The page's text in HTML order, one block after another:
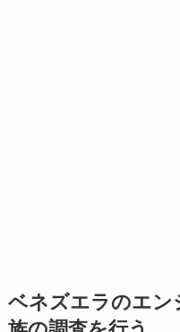
ベネズエラのエン